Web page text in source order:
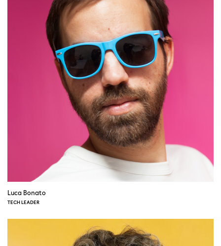
Luca Bonato
TECH LEADER